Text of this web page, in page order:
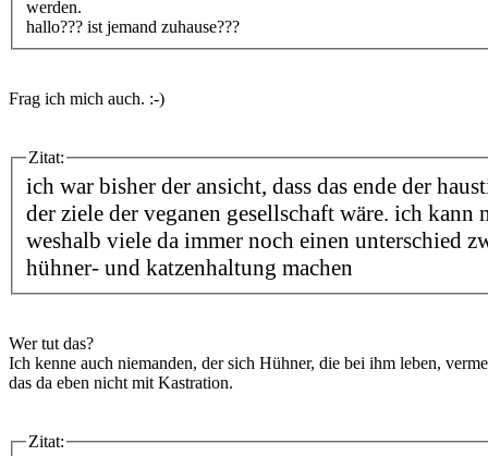
werden.
hallo??? ist jemand zuhause???
Frag ich mich auch. :-)
Zitat:
ich war bisher der ansicht, dass das ende der
der ziele der veganen gesellschaft wäre. ich kann
weshalb viele da immer noch einen unterschied
hühner- und katzenhaltung machen
Wer tut das?
Ich kenne auch niemanden, der sich Hühner, die bei ihm leben,
das da eben nicht mit Kastration.
Zitat: